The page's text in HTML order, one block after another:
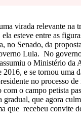
virada relevante na
esteve entre as
no Senado, da
Lula. No
o Ministério da
e se tornou uma
no processo
o campo petista
gradual, que agora
que recebeu convite